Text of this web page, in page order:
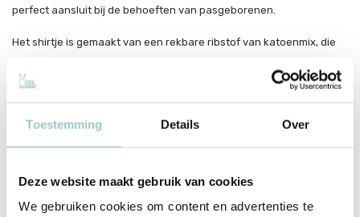
Toestemming Details Over
Deze website maakt gebruik van cookies
We gebruiken cookies om content en advertenties te
perfect aansluit bij de behoeften van pasgeborenen.
Het shirtje is gemaakt van een rekbare ribstof van katoenmix, die
overslagsluiting met drukknoopjes hoef je het niet over het hoofdje
aan te trekken, wel zo prettig voor jou én je baby. Comfort en
gemak in één slim ontwerp.
Waarom je dit wilt